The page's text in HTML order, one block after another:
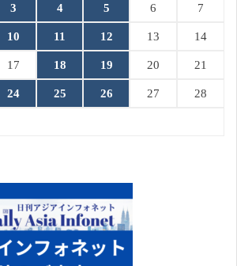
3 4 5 6 7
10 11 12 13 14
17 18 19 20 21
24 25 26 27 28